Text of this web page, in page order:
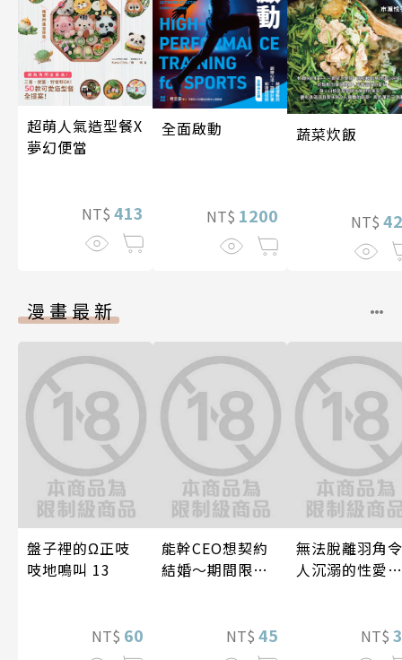
超萌人氣造型餐X
夢幻便當
NT$ 413
全面啟動
NT$ 1200
蔬菜炊飯
NT$
漫畫最新
盤子裡的Ω正吱
吱地鳴叫 13
NT$ 60
能幹CEO想契約
結婚～期間限定
NT$ 45
無法脫離羽角令
人沉溺的性愛～
漓的夜晚(第7
NT$